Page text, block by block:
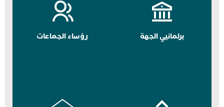
برلمانيي الجهة رؤساء الجماعات